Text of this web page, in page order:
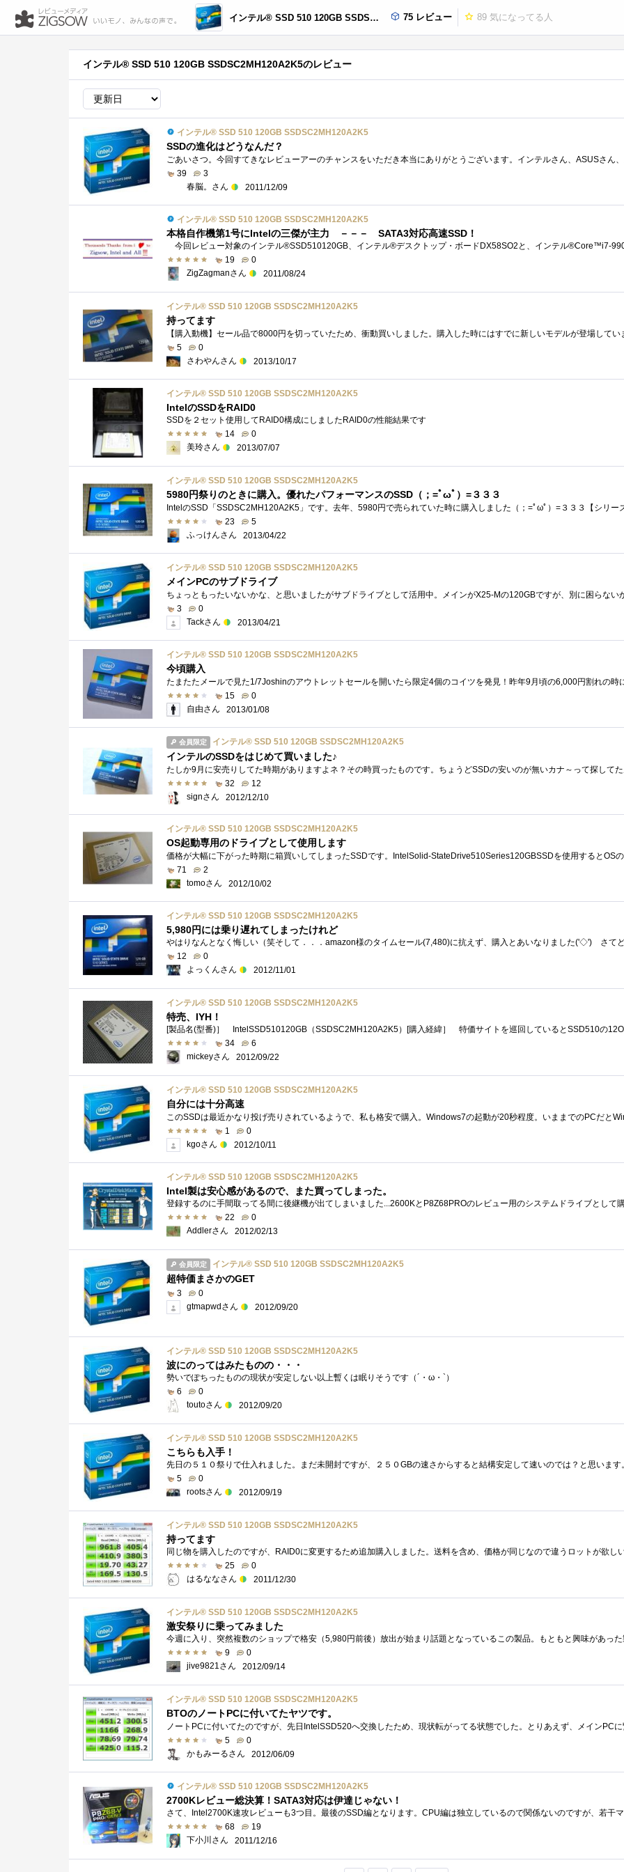
インテル® SSD 510 120GB SSDSC2MH120A2K5 75 レビュー 89 気になってる人
インテル® SSD 510 120GB SSDSC2MH120A2K5のレビュー
インテル® SSD 510 120GB SSDSC2MH120A2K5
SSDの進化はどうなんだ？
39
3
春脳。さん
2011/12/09
インテル® SSD 510 120GB SSDSC2MH120A2K5
本格自作機第1号にIntelの三傑が主力 －－－ SATA3対応高速SSD！
19
0
ZigZagmanさん
2011/08/24
インテル® SSD 510 120GB SSDSC2MH120A2K5
持ってます
5
0
さわやんさん
2013/10/17
インテル® SSD 510 120GB SSDSC2MH120A2K5
IntelのSSDをRAID0
SSDを２セット使用してRAID0構成にしましたRAID0の性能結果です
14
0
美玲さん
2013/07/07
インテル® SSD 510 120GB SSDSC2MH120A2K5
5980円祭りのときに購入。優れたパフォーマンスのSSD（；=ﾟωﾟ）=３３３
23
5
ふっけんさん
2013/04/22
インテル® SSD 510 120GB SSDSC2MH120A2K5
メインPCのサブドライブ
3
0
Tackさん
2013/04/21
インテル® SSD 510 120GB SSDSC2MH120A2K5
今頃購入
15
0
自由さん
2013/01/08
会員限定 インテル® SSD 510 120GB SSDSC2MH120A2K5
インテルのSSDをはじめて買いました♪
32
12
signさん
2012/12/10
インテル® SSD 510 120GB SSDSC2MH120A2K5
OS起動専用のドライブとして使用します
71
2
tomoさん
2012/10/02
インテル® SSD 510 120GB SSDSC2MH120A2K5
5,980円には乗り遅れてしまったけれど
12
0
よっくんさん
2012/11/01
インテル® SSD 510 120GB SSDSC2MH120A2K5
特売、IYH！
34
6
mickeyさん
2012/09/22
インテル® SSD 510 120GB SSDSC2MH120A2K5
自分には十分高速
1
0
kgoさん
2012/10/11
インテル® SSD 510 120GB SSDSC2MH120A2K5
Intel製は安心感があるので、また買ってしまった。
22
0
Addlerさん
2012/02/13
会員限定 インテル® SSD 510 120GB SSDSC2MH120A2K5
超特価まさかのGET
3
0
gtmapwdさん
2012/09/20
インテル® SSD 510 120GB SSDSC2MH120A2K5
波にのってはみたものの・・・
勢いでぽちったものの現状が安定しない以上暫くは眠りそうです（´・ω・`）
6
0
toutoさん
2012/09/20
インテル® SSD 510 120GB SSDSC2MH120A2K5
こちらも入手！
5
0
rootsさん
2012/09/19
インテル® SSD 510 120GB SSDSC2MH120A2K5
持ってます
25
0
はるななさん
2011/12/30
インテル® SSD 510 120GB SSDSC2MH120A2K5
激安祭りに乗ってみました
9
0
jive9821さん
2012/09/14
インテル® SSD 510 120GB SSDSC2MH120A2K5
BTOのノートPCに付いてたヤツです。
5
0
かもみーるさん
2012/06/09
インテル® SSD 510 120GB SSDSC2MH120A2K5
2700Kレビュー総決算！SATA3対応は伊達じゃない！
68
19
下小川さん
2011/12/16